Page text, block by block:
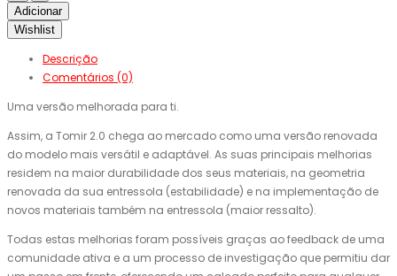
Adicionar
Wishlist
Descrição
Comentários (0)
Uma versão melhorada para ti.
Assim, a Tomir 2.0 chega ao mercado como uma versão renovada
do modelo mais versátil e adaptável. As suas principais melhorias
residem na maior durabilidade dos seus materiais, na geometria
renovada da sua entressola (estabilidade) e na implementação de
novos materiais também na entressola (maior ressalto).
Todas estas melhorias foram possíveis graças ao feedback de uma
comunidade ativa e a um processo de investigação que permitiu dar